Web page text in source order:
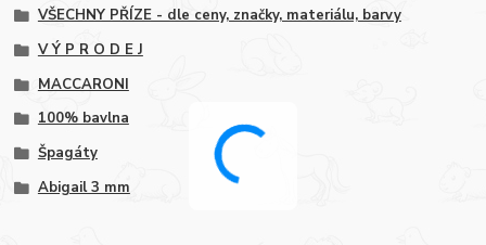
VŠECHNY PŘÍZE - dle ceny, značky, materiálu, barvy
V Ý P R O D E J
MACCARONI
100% bavlna
Špagáty
Abigail 3 mm